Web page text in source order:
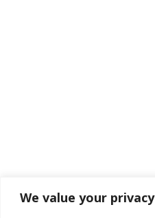
We value your privacy